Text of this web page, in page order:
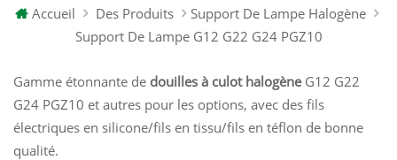
Accueil Des Produits
Support De Lampe Halogène
Support De Lampe G12 G22 G24 PGZ10
Gamme étonnante de douilles à culot halogèneG12 G22
G24 PGZ10 et autres pour les options, avec des fils
électriques en silicone/fils en tissu/fils en téflon de bonne
qualité.